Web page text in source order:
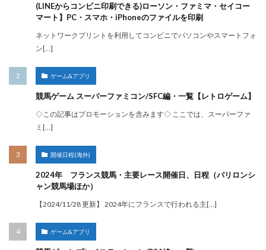
(LINEからコンビニ印刷できる)ローソン・ファミマ・セイコー
マート】PC・スマホ・iPhoneのファイルを印刷
ネットワークプリントを利用してコンビニでパソコンやスマートフォ
ン[…]
ゲーム&アプリ
競馬ゲーム スーパーファミコン/SFC編・一覧【レトロゲーム】
◇この記事はプロモーションを含みます◇ ここでは、スーパーファ
ミ[…]
開催日程(海外)
2024年 フランス競馬・主要レース開催日、日程（パリロンシ
ャン競馬場ほか）
【2024/11/28 更新】 2024年にフランスで行われる主[…]
ゲーム&アプリ